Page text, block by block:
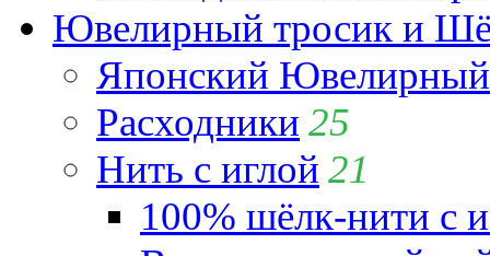
Ювелирный тросик и
Японский
Расходники 25
Нить с иглой 21
100% шёлк-нити с